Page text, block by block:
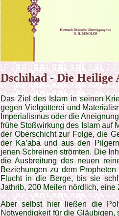
Dschihad - Die Heilige
Das Ziel des Islam in seinen
gegen Vielgötterei und
Imperialismus oder die
frühe Stoßwirkung des Islam auf
der Oberschicht zur Folge, die
der Ka’aba und aus den
jenen Schreinen strömten. Die
die Ausbreitung des neuen
Beziehungen zu dem
Flucht in die Berge, bis sie
Jathrib, 200 Meilen nördlich, eine
Aber selbst hier ließen die
Notwendigkeit für die